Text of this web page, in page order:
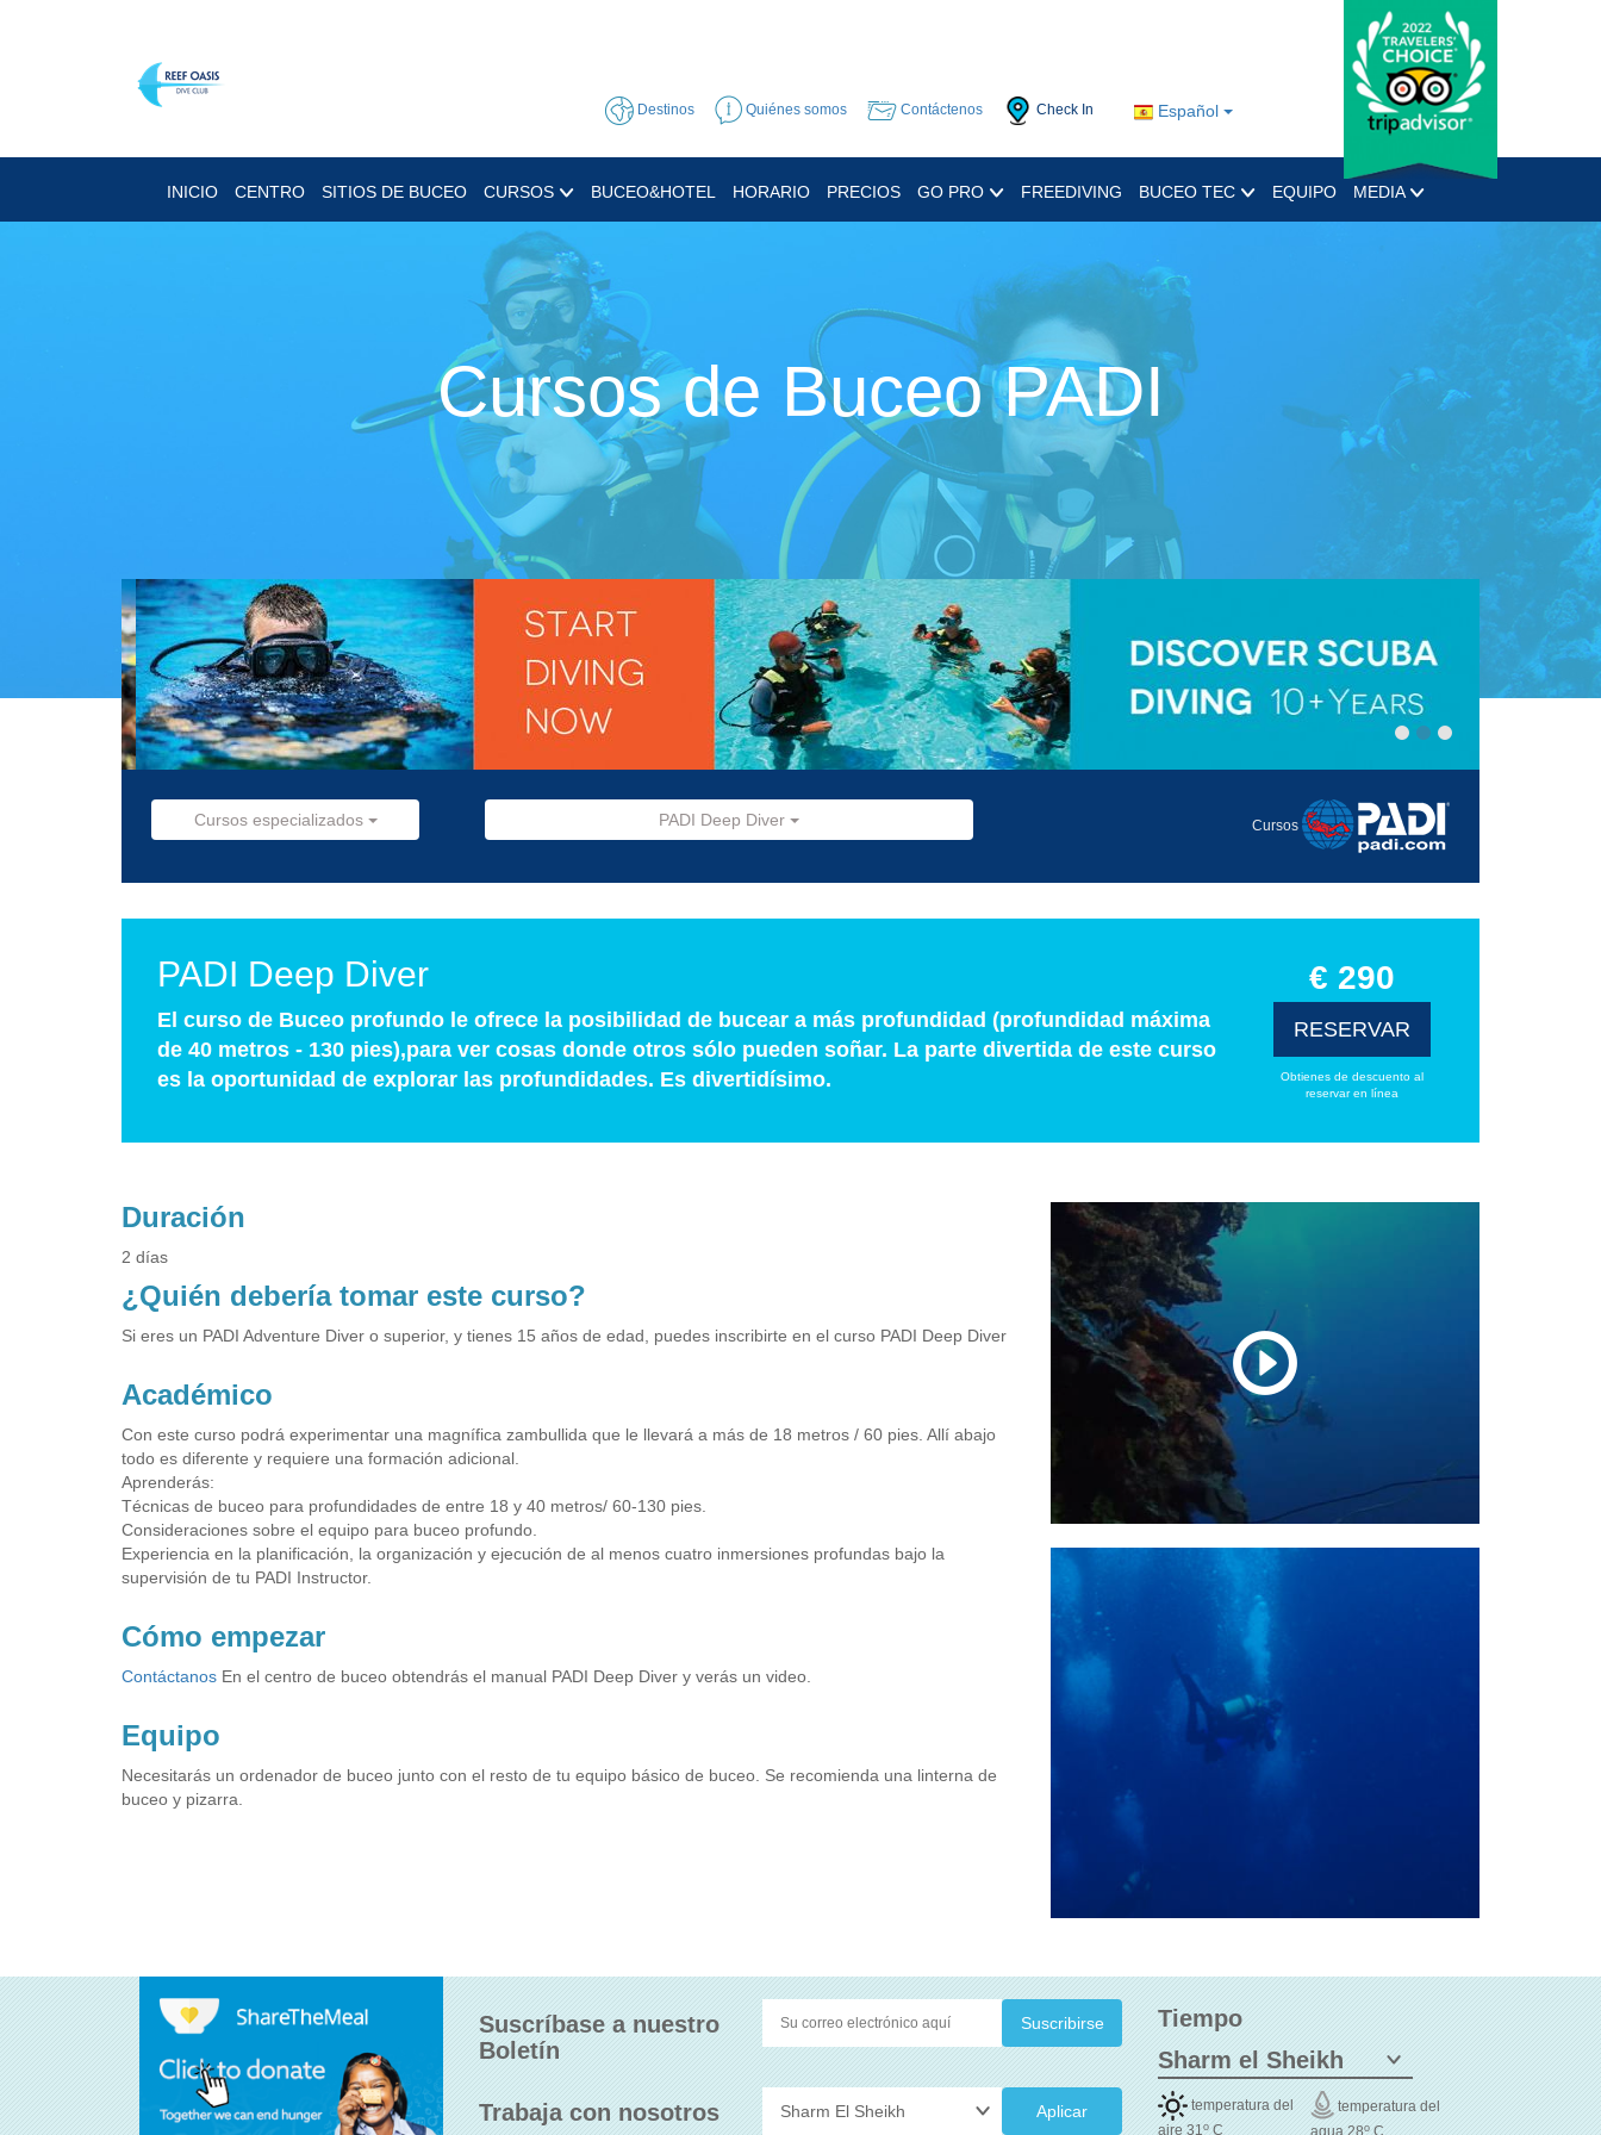
Español
Destinos Quiénes somos Contáctenos Check In
INICIO CENTRO SITIOS DE BUCEO CURSOS BUCEO&HOTEL HORARIO PRECIOS GO PRO FREEDIVING BUCEO TEC EQUIPO MEDIA
Cursos de Buceo PADI
Cursos especializados PADI Deep Diver Cursos
PADI Deep Diver
El curso de Buceo profundo le ofrece la posibilidad de bucear a más profundidad (profundidad máxima
de 40 metros - 130 pies),para ver cosas donde otros sólo pueden soñar. La parte divertida de este curso
es la oportunidad de explorar las profundidades. Es divertidísimo.
€ 290
RESERVAR
Obtienes de descuento al
reservar en línea
Duración
2 días
¿Quién debería tomar este curso?
Si eres un PADI Adventure Diver o superior, y tienes 15 años de edad, puedes inscribirte en el curso PADI Deep Diver
Académico
Con este curso podrá experimentar una magnífica zambullida que le llevará a más de 18 metros / 60 pies. Allí abajo
todo es diferente y requiere una formación adicional.
Aprenderás:
Técnicas de buceo para profundidades de entre 18 y 40 metros/ 60-130 pies.
Consideraciones sobre el equipo para buceo profundo.
Experiencia en la planificación, la organización y ejecución de al menos cuatro inmersiones profundas bajo la
supervisión de tu PADI Instructor.
Cómo empezar
Contáctanos En el centro de buceo obtendrás el manual PADI Deep Diver y verás un video.
Equipo
Necesitarás un ordenador de buceo junto con el resto de tu equipo básico de buceo. Se recomienda una linterna de
buceo y pizarra.
Suscríbase a nuestro
Boletín
Trabaja con nosotros Aplicar
Tiempo
temperatura del
aire 31o C
temperatura del
o